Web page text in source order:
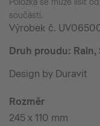
součástí.
Výrobek č.
Druh proudu: Rain,
Design by Duravit
Rozměr
245 x 110 mm